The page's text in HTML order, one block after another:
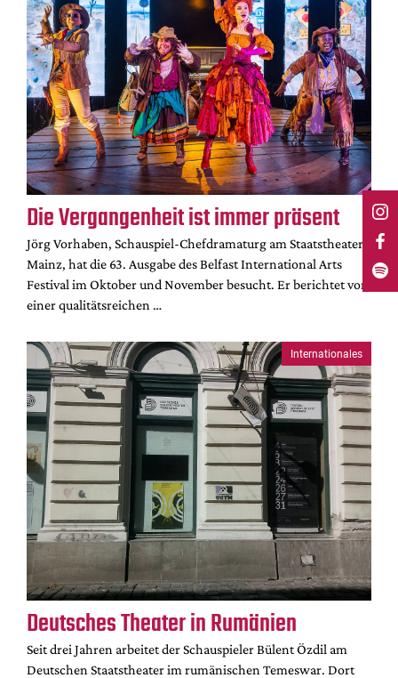
Die Vergangenheit ist immer präsent
Jörg Vorhaben, Schauspiel-Chefdramaturg am Staatstheater
Mainz, hat die 63. Ausgabe des Belfast International Arts
Festival im Oktober und November besucht. Er berichtet von
einer qualitätsreichen …
Internationales
Deutsches Theater in Rumänien
Seit drei Jahren arbeitet der Schauspieler Bülent Özdil am
Deutschen Staatstheater im rumänischen Temeswar. Dort